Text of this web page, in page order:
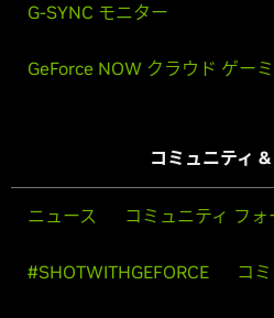
G-SYNC モニター
GeForce NOW クラウド ゲー
コミュニティ
ニュース コミュニティ フォ
#SHOTWITHGEFORCE コ